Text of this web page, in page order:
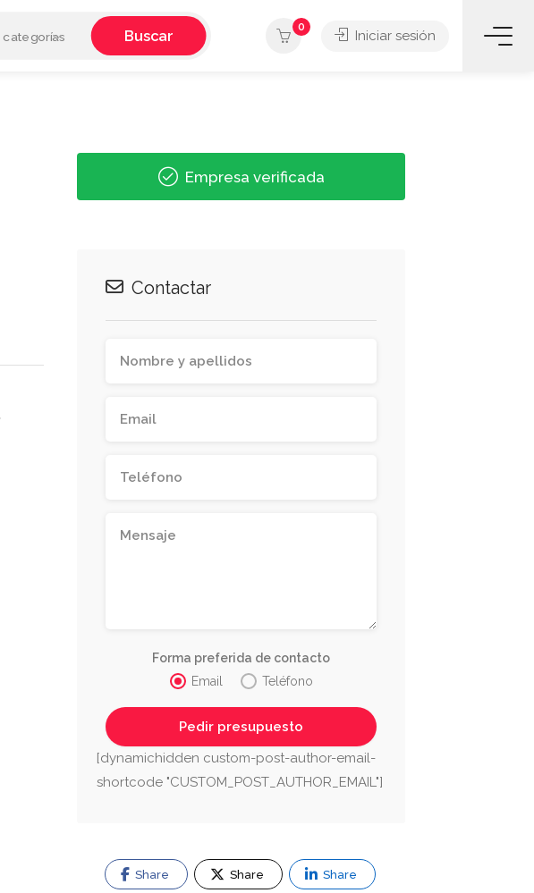
categorías Buscar 0
Iniciar sesión
Empresa verificada
Contactar
Forma preferida de contacto
Email
Teléfono
[dynamichidden custom-post-author-email-
shortcode "CUSTOM_POST_AUTHOR_EMAIL"]
Share Share Share